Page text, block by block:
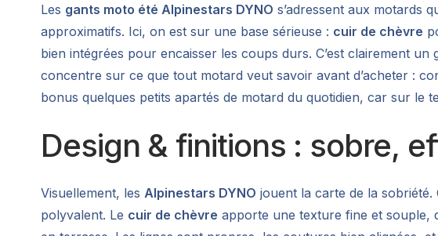
Les gants moto été Alpinestars DYNO s’adressent aux motards
approximatifs. Ici, on est sur une base sérieuse : cuir de chèvre
bien intégrées pour encaisser les coups durs. C’est clairement
concentre sur ce que tout motard veut savoir avant d’acheter :
bonus quelques petits apartés de motard du quotidien, car sur le
Design & finitions : sobre,
Visuellement, les Alpinestars DYNO jouent la carte de la
polyvalent. Le cuir de chèvre apporte une texture fine et souple,